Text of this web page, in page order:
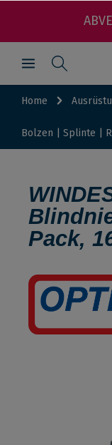
Home
Bolzen | Splinte |
Pack,